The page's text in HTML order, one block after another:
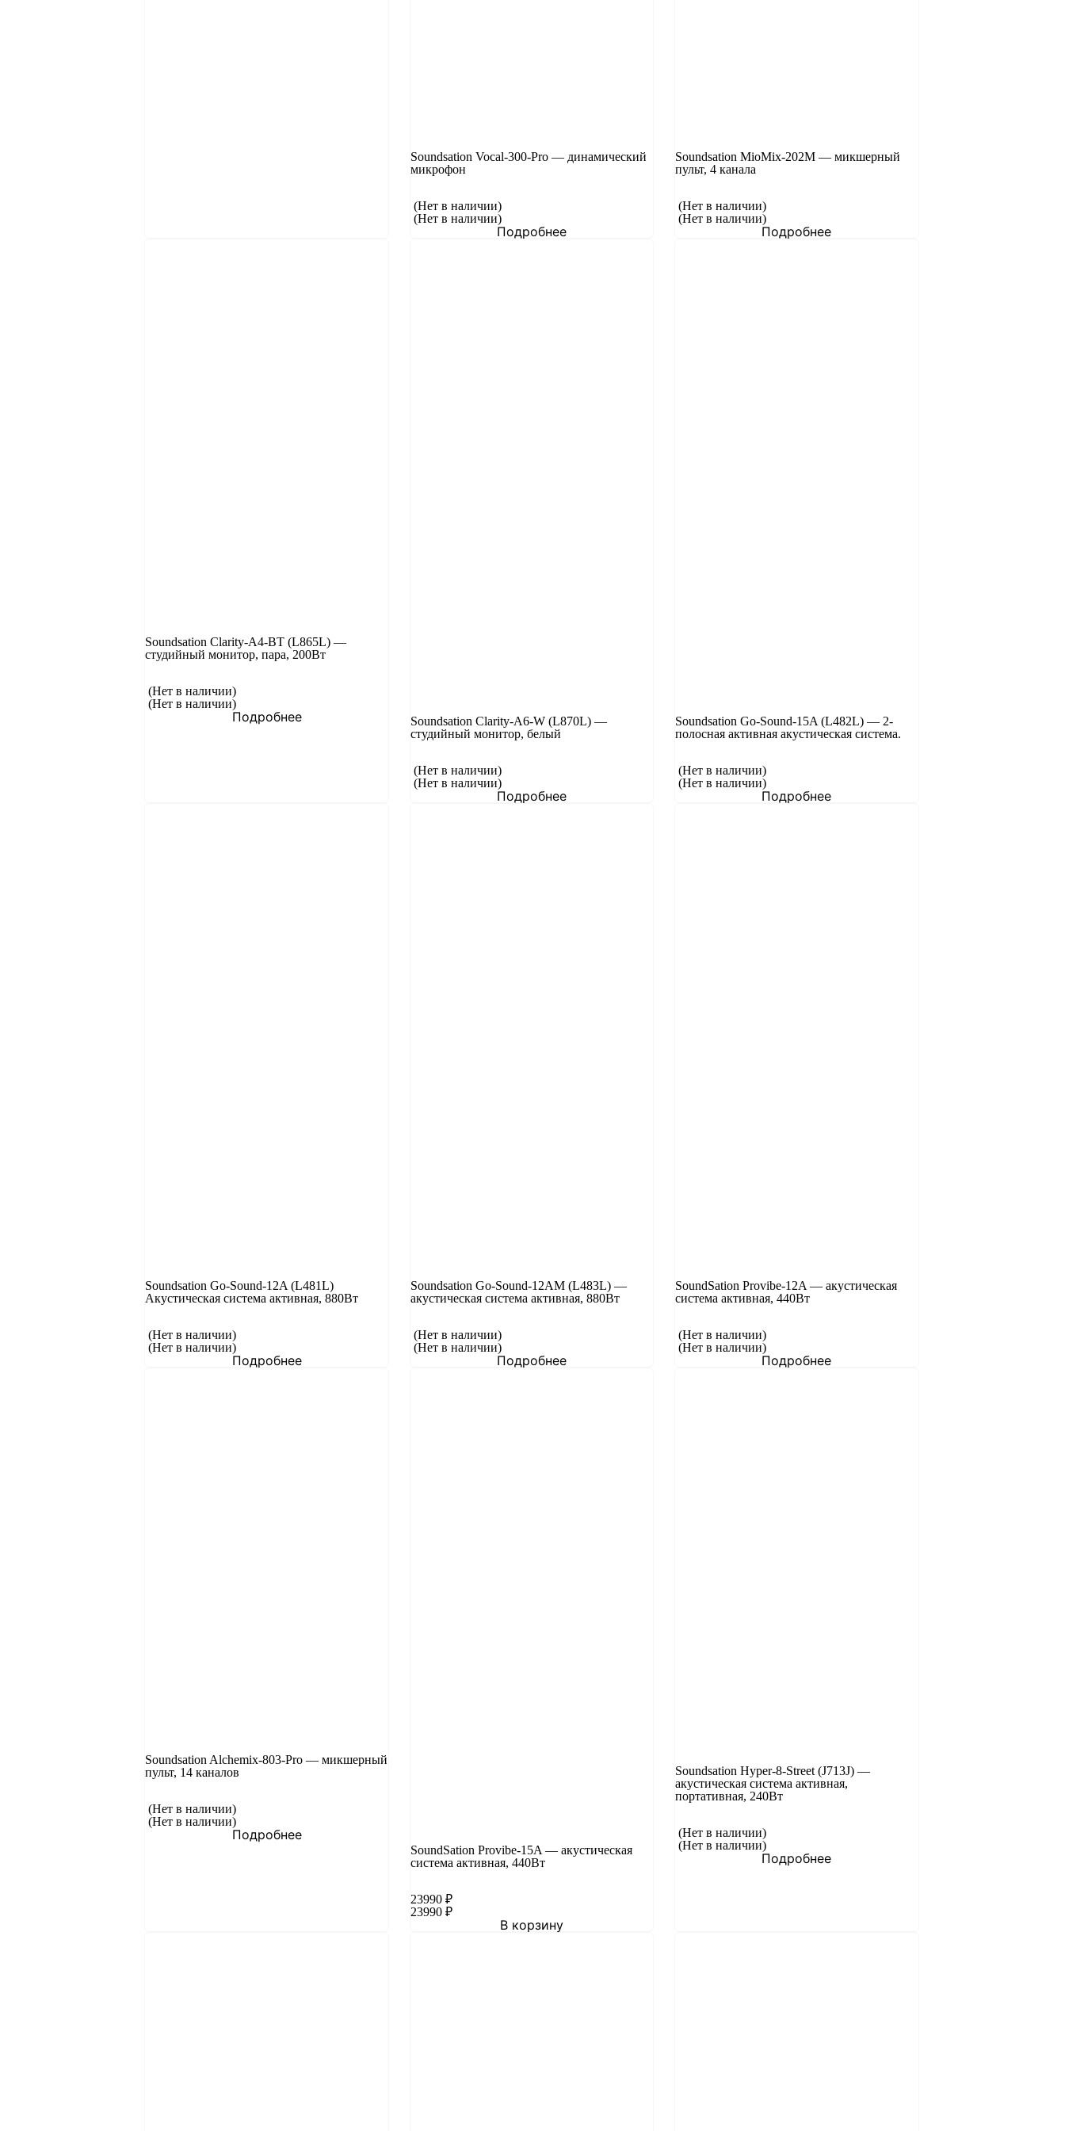
Soundsation Vocal-300-Pro — динамический
микрофон
(Нет в наличии)
(Нет в наличии)
Подробнее
Soundsation MioMix-202M — микшерный
пульт, 4 канала
(Нет в наличии)
(Нет в наличии)
Подробнее
Soundsation Clarity-A4-BT (L865L) —
студийный монитор, пара, 200Вт
(Нет в наличии)
(Нет в наличии)
Подробнее
Soundsation Clarity-A6-W (L870L) —
студийный монитор, белый
(Нет в наличии)
(Нет в наличии)
Подробнее
Soundsation Go-Sound-15A (L482L) — 2-
полосная активная акустическая система.
(Нет в наличии)
(Нет в наличии)
Подробнее
Soundsation Go-Sound-12A (L481L)
Акустическая система активная, 880Вт
(Нет в наличии)
(Нет в наличии)
Подробнее
Soundsation Go-Sound-12AM (L483L) —
акустическая система активная, 880Вт
(Нет в наличии)
(Нет в наличии)
Подробнее
SoundSation Provibe-12A — акустическая
система активная, 440Вт
(Нет в наличии)
(Нет в наличии)
Подробнее
Soundsation Alchemix-803-Pro — микшерный
пульт, 14 каналов
(Нет в наличии)
(Нет в наличии)
Подробнее
SoundSation Provibe-15A — акустическая
система активная, 440Вт
23990 ₽
23990 ₽
В корзину
Soundsation Hyper-8-Street (J713J) —
акустическая система активная,
портативная, 240Вт
(Нет в наличии)
(Нет в наличии)
Подробнее